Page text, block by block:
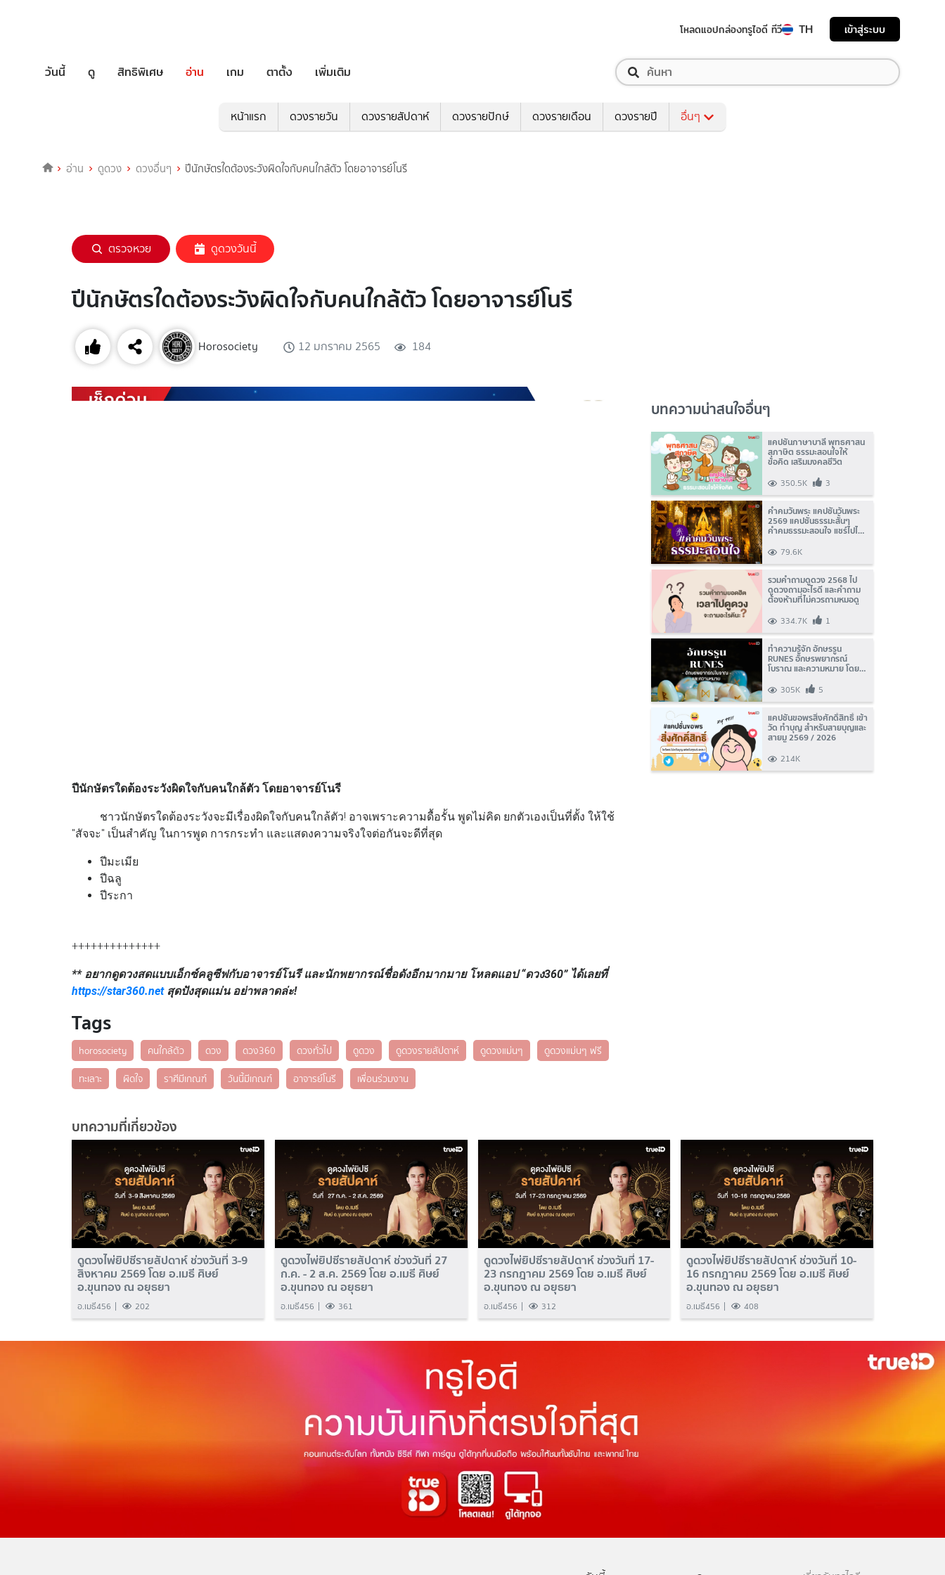
โหลดแอปกล่องทรูไอดี ทีวี TH เข้าสู่ระบบ
วันนี้ ดู สิทธิพิเศษ อ่าน เกม ตาตั้ง เพิ่มเติม
หน้าแรก ดวงรายวัน ดวงรายสัปดาห์ ดวงรายปักษ์ ดวงรายเดือน ดวงรายปี อื่นๆ
อ่าน ดูดวง ดวงอื่นๆ ปีนักษัตรใดต้องระวังผิดใจกับคนใกล้ตัว โดยอาจารย์โนรี
ตรวจหวย ดูดวงวันนี้
ปีนักษัตรใดต้องระวังผิดใจกับคนใกล้ตัว โดยอาจารย์โนรี
Horosociety 12 มกราคม 2565 184
ปีนักษัตรใดต้องระวังผิดใจกับคนใกล้ตัว โดยอาจารย์โนรี
ชาวนักษัตรใดต้องระวังจะมีเรื่องผิดใจกับคนใกล้ตัว! อาจเพราะความดื้อรั้น พูดไม่คิด ยกตัวเองเป็นที่ตั้ง ให้ใช้
"สัจจะ" เป็นสำคัญ ในการพูด การกระทำ และแสดงความจริงใจต่อกันจะดีที่สุด
ปีมะเมีย
ปีฉลู
ปีระกา
++++++++++++++
** อยากดูดวงสดแบบเอ็กซ์คลูซีฟกับอาจารย์โนรี และนักพยากรณ์ชื่อดังอีกมากมาย โหลดแอป “ดวง360” ได้เลยที่
https://star360.netสุดปังสุดแม่น อย่าพลาดล่ะ!
Tags
horosociety คนใกล้ตัว ดวง ดวง360 ดวงทั่วไป ดูดวง ดูดวงรายสัปดาห์ ดูดวงแม่นๆ
ดูดวงแม่นๆ ฟรี
ทะเลาะ
ผิดใจ ราศีมีเกณฑ์ วันนี้มีเกณฑ์ อาจารย์โนรี เพื่อนร่วมงาน
บทความน่าสนใจอื่นๆ
แคปชั่นภาษาบาลี พุทธศาสน
สุภาษิต ธรรมะสอนใจให้
ข้อคิด เสริมมงคลชีวิต
350.5K 3
คำคมวันพระ แคปชั่นวันพระ
2569 แคปชั่นธรรมะสั้นๆ
คำคมธรรมะสอนใจ แชร์ไปได้
79.6K
รวมคำถามดูดวง 2568 ไป
ดูดวงถามอะไรดี และคำถาม
ต้องห้ามที่ไม่ควรถามหมอดู
334.7K 1
ทำความรู้จัก อักษรรูน
RUNES อักษรพยากรณ์
โบราณ และความหมาย โดย
305K 5
แคปชั่นขอพรสิ่งศักดิ์สิทธิ์ เข้า
วัด ทำบุญ สำหรับสายบุญและ
สายมู 2569 / 2026
214K
บทความที่เกี่ยวข้อง
ดูดวงไพ่ยิปซีรายสัปดาห์ ช่วงวันที่ 3-9
สิงหาคม 2569 โดย อ.เมธี ศิษย์
อ.ขุนทอง ณ อยุธยา
อ.เมธี456 202
ดูดวงไพ่ยิปซีรายสัปดาห์ ช่วงวันที่ 27
ก.ค. - 2 ส.ค. 2569 โดย อ.เมธี ศิษย์
อ.ขุนทอง ณ อยุธยา
อ.เมธี456 361
ดูดวงไพ่ยิปซีรายสัปดาห์ ช่วงวันที่ 17-
23 กรกฎาคม 2569 โดย อ.เมธี ศิษย์
อ.ขุนทอง ณ อยุธยา
อ.เมธี456 312
ดูดวงไพ่ยิปซีรายสัปดาห์ ช่วงวันที่ 10-
16 กรกฎาคม 2569 โดย อ.เมธี ศิษย์
อ.ขุนทอง ณ อยุธยา
อ.เมธี456 408